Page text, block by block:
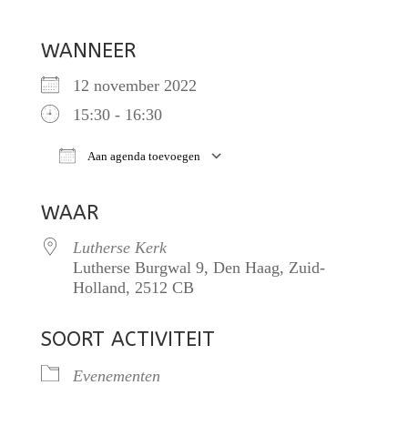
WANNEER
12 november 2022
15:30 - 16:30
Aan agenda toevoegen
WAAR
Lutherse Kerk
Lutherse Burgwal 9, Den Haag, Zuid-
Holland, 2512 CB
SOORT ACTIVITEIT
Evenementen